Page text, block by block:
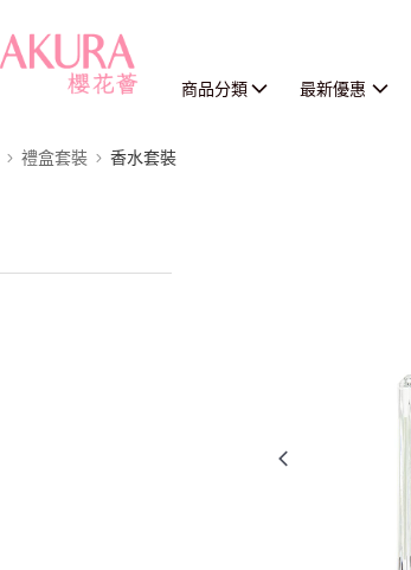
商品分類 最新優惠
禮盒套裝 香水套裝